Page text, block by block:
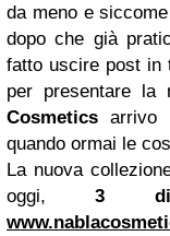
da meno e
dopo che già
fatto uscire post in
per presentare la
Cosmetics arrivo
quando ormai le
La nuova
oggi,3